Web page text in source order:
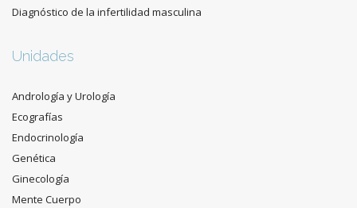
Diagnóstico de la infertilidad masculina
Unidades
Andrología y Urología
Ecografías
Endocrinología
Genética
Ginecología
Mente Cuerpo